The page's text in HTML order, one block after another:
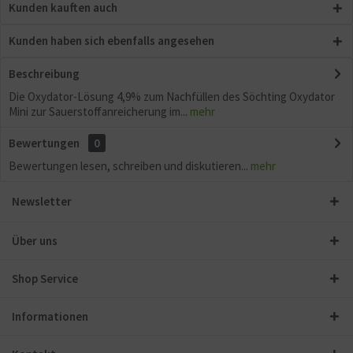
Kunden kauften auch
Kunden haben sich ebenfalls angesehen
Beschreibung
Die Oxydator-Lösung 4,9% zum Nachfüllen des Söchting Oxydator
Mini zur Sauerstoffanreicherung im... mehr
Bewertungen
0
Bewertungen lesen, schreiben und diskutieren... mehr
Newsletter
Über uns
Shop Service
Informationen